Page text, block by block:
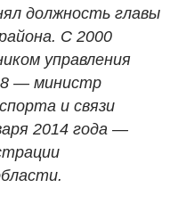
должность главы
С 2000
управления
— министр
и связи
2014 года —